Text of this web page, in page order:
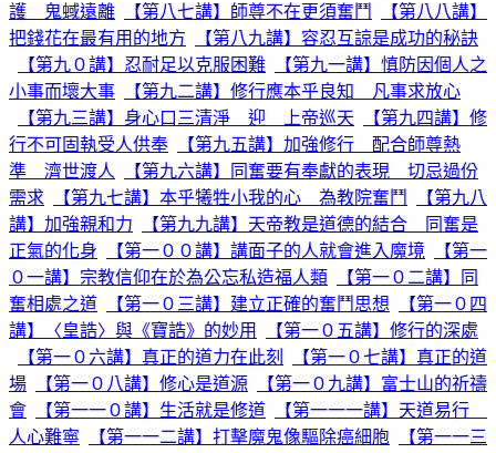
護 鬼蜮遠離
【第八七講】師尊不在更須奮鬥
【第八八講】
把錢花在最有用的地方
【第八九講】容忍互諒是成功的秘訣
【第九０講】忍耐足以克服困難
【第九一講】慎防因個人之
小事而壞大事
【第九二講】修行應本乎良知 凡事求放心
【第九三講】身心口三清淨 迎 上帝巡天
【第九四講】修
行不可固執受人供奉
【第九五講】加強修行 配合師尊熱
準 濟世渡人
【第九六講】同奮要有奉獻的表現 切忌過份
需求
【第九七講】本乎犧牲小我的心 為教院奮鬥
【第九八
講】加強親和力
【第九九講】天帝教是道德的結合 同奮是
正氣的化身
【第一００講】講面子的人就會進入魔境
【第一
０一講】宗教信仰在於為公忘私造福人類
【第一０二講】同
奮相處之道
【第一０三講】建立正確的奮鬥思想
【第一０四
講】〈皇誥〉與《寶誥》的妙用
【第一０五講】修行的深處
【第一０六講】真正的道力在此刻
【第一０七講】真正的道
場
【第一０八講】修心是道源
【第一０九講】富士山的祈禱
會
【第一一０講】生活就是修道
【第一一一講】天道易行
人心難寧
【第一一二講】打擊魔鬼像驅除癌細胞
【第一一三